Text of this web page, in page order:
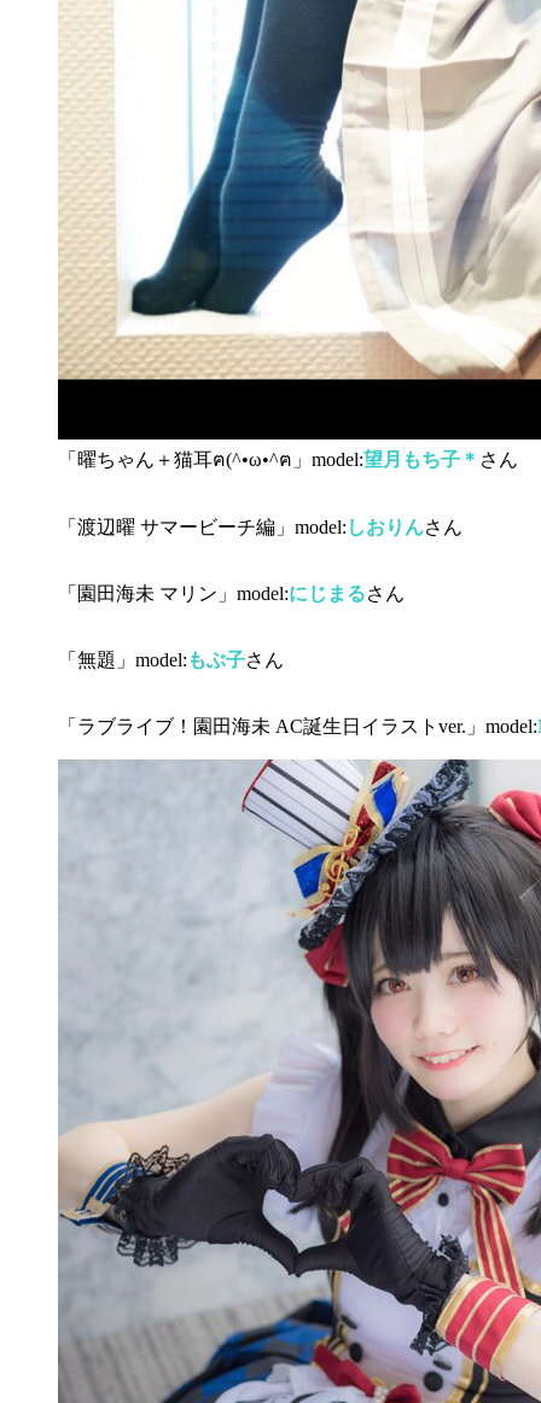
「曜ちゃん＋猫耳ฅ(^•ω•^ฅ」model:望月もち子＊ さん
「渡辺曜 サマービーチ編」model: しおりんさん
「園田海未 マリン」model:にじまるさん
「無題」model: もぶ子さん
「ラブライブ！園田海未 AC誕生日イラストver.」model: